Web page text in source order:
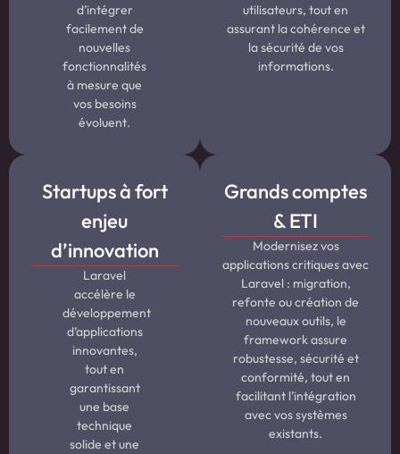
d’intégrer
facilement de
nouvelles
fonctionnalités
à mesure que
vos besoins
évoluent.
utilisateurs, tout en
assurant la cohérence et
la sécurité de vos
informations.
Startups à fort
enjeu
d’innovation
Laravel
accélère le
développement
d’applications
innovantes,
tout en
garantissant
une base
technique
solide et une
Grands comptes
& ETI
Modernisez vos
applications critiques avec
Laravel : migration,
refonte ou création de
nouveaux outils, le
framework assure
robustesse, sécurité et
conformité, tout en
facilitant l’intégration
avec vos systèmes
existants.